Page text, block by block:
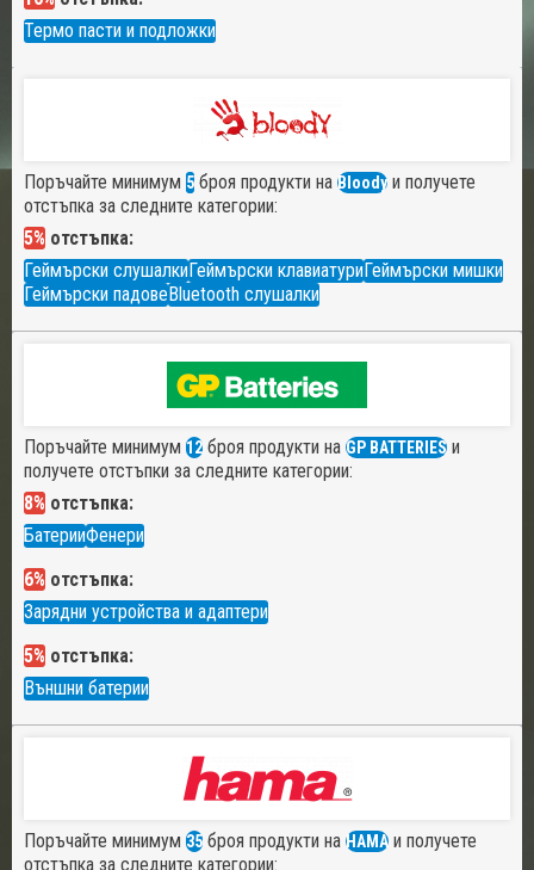
Термо пасти и подложки
Поръчайте минимум 5 броя продукти на Bloody и получете
отстъпка за следните категории:
5% отстъпка:
Геймърски слушалкиГеймърски клавиатуриГеймърски мишки
Геймърски падовеBluetooth слушалки
Поръчайте минимум 12 броя продукти на GP BATTERIES и
получете отстъпки за следните категории:
8% отстъпка:
БатерииФенери
6% отстъпка:
Зарядни устройства и адаптери
5% отстъпка:
Външни батерии
Поръчайте минимум 35 броя продукти на HAMA и получете
отстъпка за следните категории: